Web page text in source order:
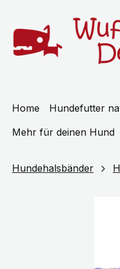
Home Hundefutter
Mehr für deinen Hund
Hundehalsbänder